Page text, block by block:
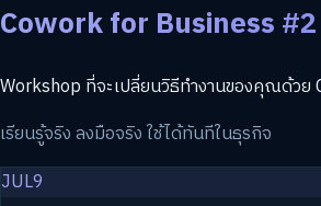
Cowork for Business #2
Workshop ที่จะเปลี่ยนวิธีทำงานของคุณด้วย
เรียนรู้จริง ลงมือจริง ใช้ได้ทันทีในธุรกิจ
JUL9